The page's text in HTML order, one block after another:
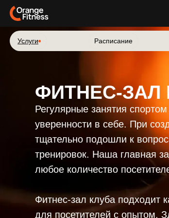
Услуги
Услуги Расписание
Расписание
ФИТНЕС-ЗАЛ
Регулярные занятия
уверенности в себе. При
тщательно подошли к
тренировок. Наша главная
любое количество
Фитнес-зал клуба подходит
для посетителей с опытом.